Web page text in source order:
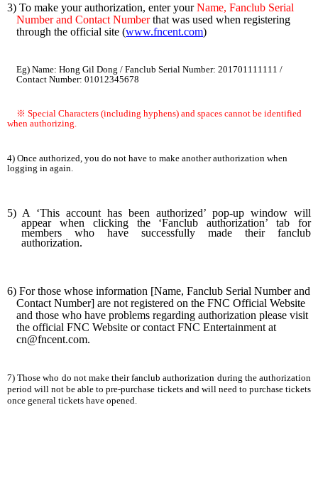
3) To make your authorization, enter yourName, Fanclub Serial
Number and Contact Numberthat was used when registering
through the official site (www.fncent.com)
Eg) Name: Hong Gil Dong / Fanclub Serial Number: 201701111111 /
Contact Number: 01012345678
※Special Characters (including hyphens) and spaces cannot be identified
when authorizing.
4) Once authorized, you do not have to make another authorization when
logging in again.
5) A ‘This account has been authorized’ pop-up window will
appear when clicking the ‘Fanclub authorization’ tab for
members who have successfully made their fanclub
authorization.
6) For those whose information [Name, Fanclub Serial Number and
Contact Number] are not registered on the FNC Official Website
and those who have problems regarding authorization please visit
the official FNC Website or contact FNC Entertainment at
cn@fncent.com.
7) Those who do not make their fanclub authorization during the authorization
period will not be able to pre-purchase tickets and will need to purchase tickets
once general tickets have opened.